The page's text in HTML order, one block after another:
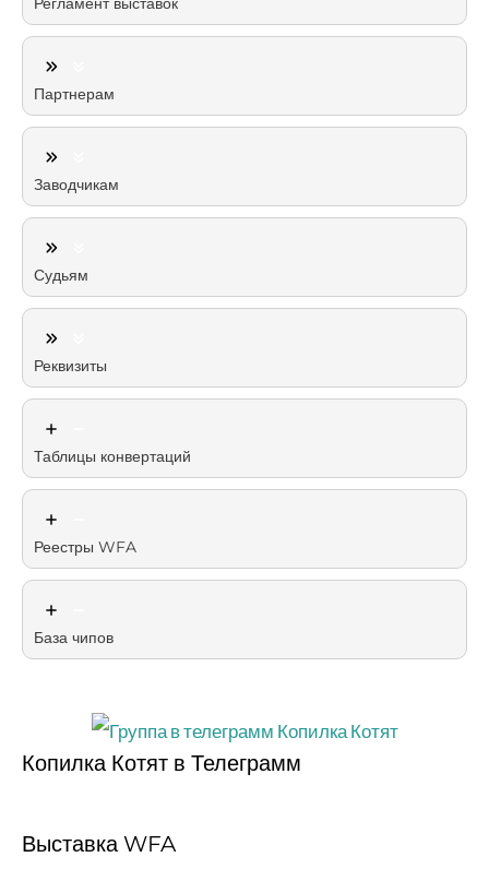
Партнерам
Заводчикам
Судьям
Реквизиты
Таблицы конвертаций
Реестры WFA
База чипов
Копилка Котят в Телеграмм
Выставка WFA